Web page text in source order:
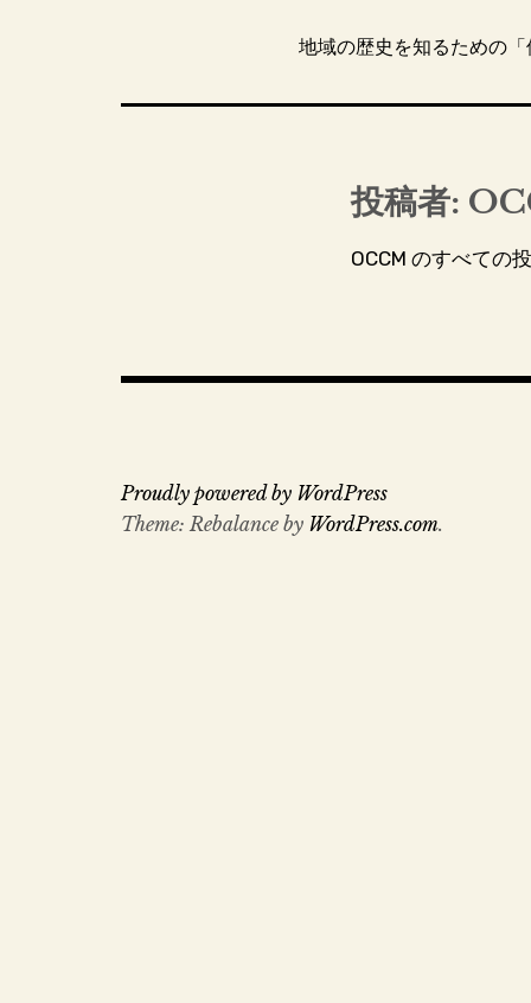
地域の歴史を知るための
投稿者:
OCCM のすべての
Proudly powered by WordPress
Theme: Rebalance by WordPress.com.